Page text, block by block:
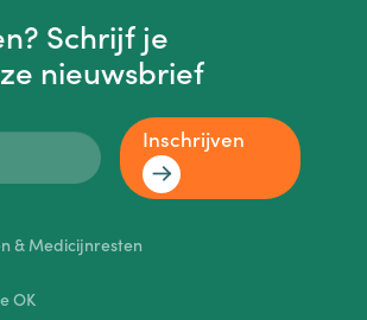
Schrijf je
nieuwsbrief
Inschrijven
& Medicijnresten
OK